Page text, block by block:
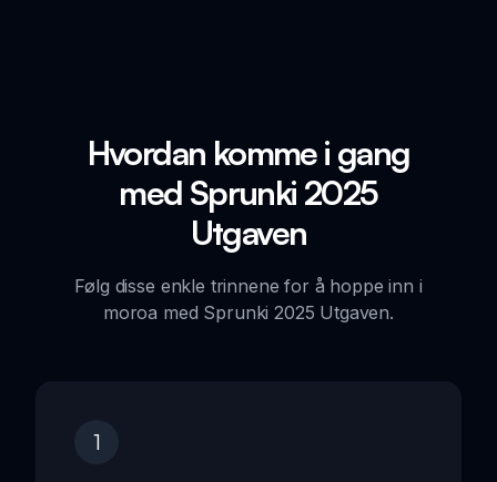
Hvordan komme i gang
med Sprunki 2025
Utgaven
Følg disse enkle trinnene for å hoppe inn i
moroa med Sprunki 2025 Utgaven.
1